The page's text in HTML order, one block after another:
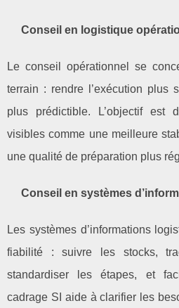
Conseil en logistique
Le conseil opérationnel se
terrain : rendre l’exécution plus
plus prédictible. L’objectif est
visibles comme une meilleure
une qualité de préparation plus
Conseil en systèmes
Les systèmes d’informations
fiabilité : suivre les stocks,
standardiser les étapes, et
cadrage SI aide à clarifier les